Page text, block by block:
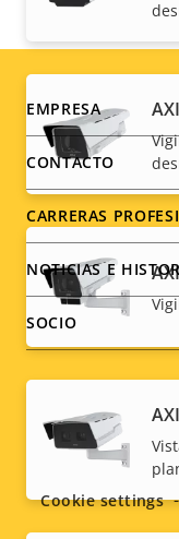
Footer
menu
EMPRESA
CONTACTO
CARRERAS
NOTICIAS E
SOCIO
Cookie settings